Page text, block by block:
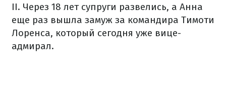
II. Через 18 лет супруги развелись, а Анна
еще раз вышла замуж за командира Тимоти
Лоренса, который сегодня уже вице-
адмирал.